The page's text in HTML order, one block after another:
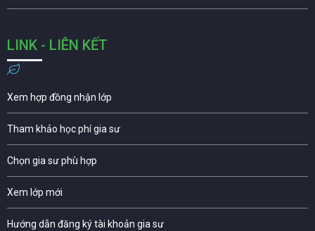
LINK - LIÊN KẾT
Xem hợp đồng nhận lớp
Tham khảo học phí gia sư
Chọn gia sư phù hợp
Xem lớp mới
Hướng dẫn đăng ký tài khoản gia sư